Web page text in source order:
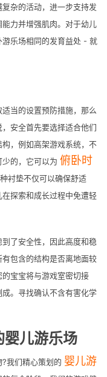
杂的活动，进一步支持发
力并增强肌肉。对于幼儿
乐场相同的发育益处 - 就
当的设置预防措施，那么
安全首先要选择适合他们
，例如高架游戏系统，不
的，它可以为 俯卧时
衬垫不仅可以确保舒适
探索和成长过程中免遭轻
了安全性，因此高度和稳
包含的结构是否离地面较
宝宝将与游戏室密切接
。寻找确认不含有害化学
婴儿游乐场
我们精心策划的 婴儿游